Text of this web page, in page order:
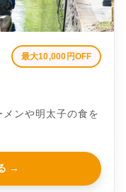
最大10,000円OFF
ンや明太子の食を
→